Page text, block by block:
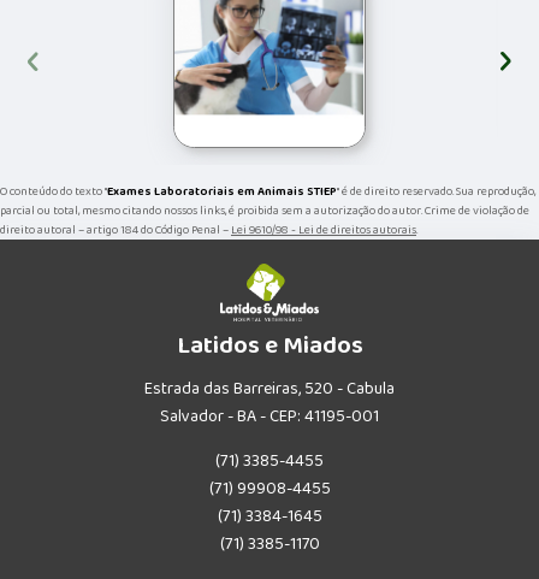
‹ ›
O conteúdo do texto "Exames Laboratoriais em Animais STIEP" é de direito reservado. Sua reprodução,
parcial ou total, mesmo citando nossos links, é proibida sem a autorização do autor. Crime de violação de
direito autoral – artigo 184 do Código Penal –Lei 9610/98 - Lei de direitos autorais.
Latidos e Miados
Estrada das Barreiras, 520 - Cabula
Salvador - BA - CEP: 41195-001
(71) 3385-4455
(71) 99908-4455
(71) 3384-1645
(71) 3385-1170